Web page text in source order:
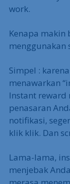
work.
Kenapa makin
menggunakan
Simpel :
menawarkan
Instant reward
penasaran
notifikasi,
klik klik. Dan
Lama-lama,
menjebak